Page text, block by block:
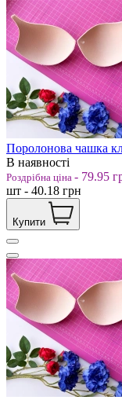
Поролонова чашка
В наявності
Роздрібна ціна - 79.95
шт - 40.18 грн
Купити